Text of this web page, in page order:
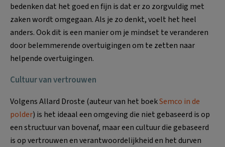
bedenken dat het goed en fijn is dat er zo zorgvuldig met
zaken wordt omgegaan. Als je zo denkt, voelt het heel
anders. Ook dit is een manier om je mindset te veranderen
door belemmerende overtuigingen om te zetten naar
helpende overtuigingen.
Cultuur van vertrouwen
Volgens Allard Droste (auteur van het boekSemco in de
polder) is het ideaal een omgeving die niet gebaseerd is op
een structuur van bovenaf, maar een cultuur die gebaseerd
is op vertrouwen en verantwoordelijkheid en het durven